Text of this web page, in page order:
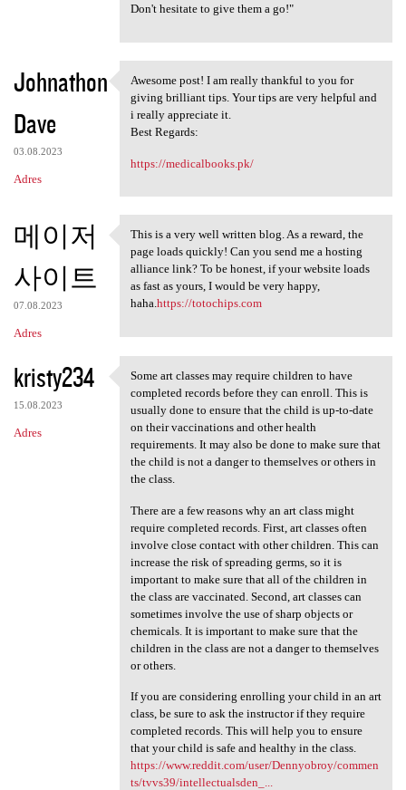
Don't hesitate to give them a go!"
Johnathon
Dave
03.08.2023
Adres
Awesome post! I am really
Awesome post! I am really thankful to you for
giving brilliant tips. Your tips are very helpful and
i really appreciate it.
Best Regards:
https://medicalbooks.pk/
메이저
사이트
07.08.2023
Adres
This is a very well written
This is a very well written blog. As a reward, the
page loads quickly! Can you send me a hosting
alliance link? To be honest, if your website loads
as fast as yours, I would be very happy,
haha.https://totochips.com
kristy234
15.08.2023
Adres
Some art classes may require
Some art classes may require children to have
completed records before they can enroll. This is
usually done to ensure that the child is up-to-date
on their vaccinations and other health
requirements. It may also be done to make sure that
the child is not a danger to themselves or others in
the class.
There are a few reasons why an art class might
require completed records. First, art classes often
involve close contact with other children. This can
increase the risk of spreading germs, so it is
important to make sure that all of the children in
the class are vaccinated. Second, art classes can
sometimes involve the use of sharp objects or
chemicals. It is important to make sure that the
children in the class are not a danger to themselves
or others.
If you are considering enrolling your child in an art
class, be sure to ask the instructor if they require
completed records. This will help you to ensure
that your child is safe and healthy in the class.
https://www.reddit.com/user/Dennyobroy/commen
ts/tvvs39/intellectualsden_...